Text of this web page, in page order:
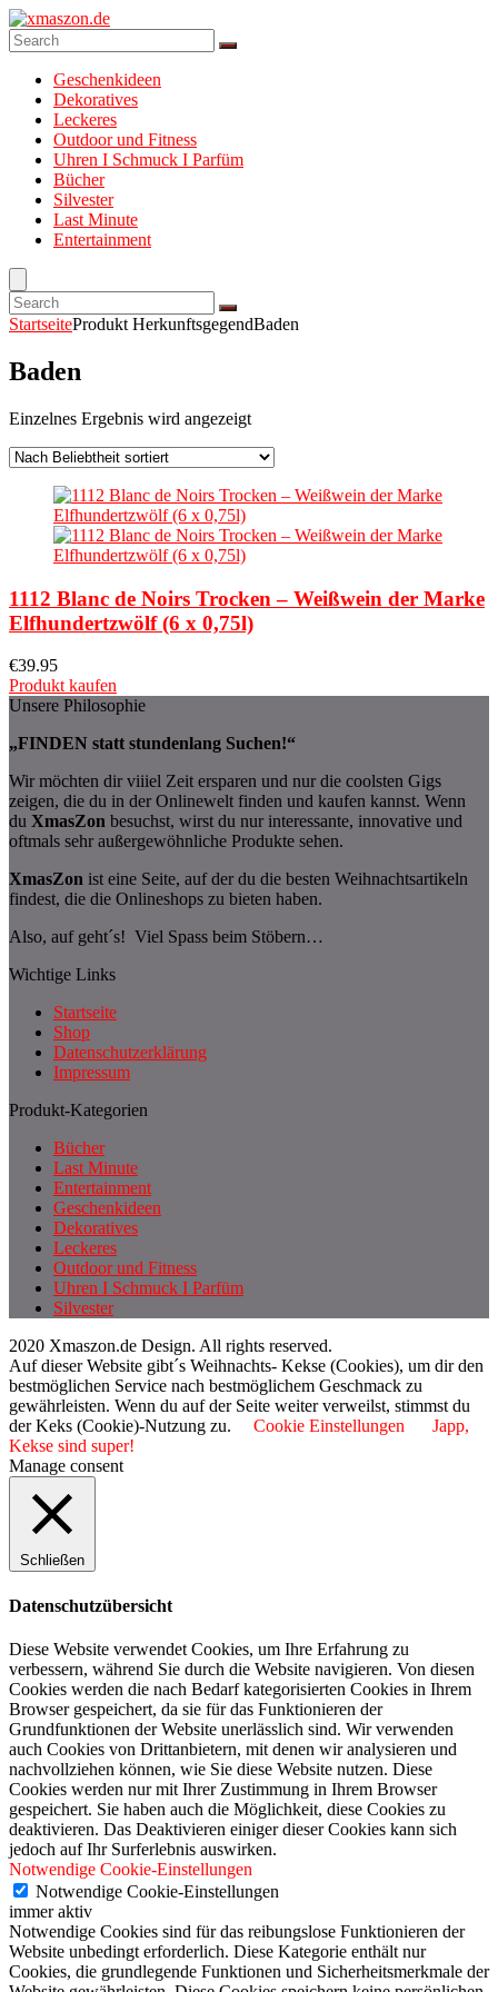
Geschenkideen
Dekoratives
Leckeres
Outdoor und Fitness
Uhren I Schmuck I Parfüm
Bücher
Silvester
Last Minute
Entertainment
StartseiteProdukt HerkunftsgegendBaden
Baden
Einzelnes Ergebnis wird angezeigt
1112 Blanc de Noirs Trocken – Weißwein der Marke
Elfhundertzwölf (6 x 0,75l)
€39.95
Produkt kaufen
Unsere Philosophie
„FINDEN statt stundenlang Suchen!“
Wir möchten dir viiiel Zeit ersparen und nur die coolsten Gigs
zeigen, die du in der Onlinewelt finden und kaufen kannst. Wenn
du XmasZon besuchst, wirst du nur interessante, innovative und
oftmals sehr außergewöhnliche Produkte sehen.
XmasZon ist eine Seite, auf der du die besten Weihnachtsartikeln
findest, die die Onlineshops zu bieten haben.
Also, auf geht´s! Viel Spass beim Stöbern…
Wichtige Links
Startseite
Shop
Datenschutzerklärung
Impressum
Produkt-Kategorien
Bücher
Last Minute
Entertainment
Geschenkideen
Dekoratives
Leckeres
Outdoor und Fitness
Uhren I Schmuck I Parfüm
Silvester
2020 Xmaszon.de Design. All rights reserved.
Auf dieser Website gibt´s Weihnachts- Kekse (Cookies), um dir den
bestmöglichen Service nach bestmöglichem Geschmack zu
gewährleisten. Wenn du auf der Seite weiter verweilst, stimmst du
der Keks (Cookie)-Nutzung zu.
Cookie Einstellungen
Japp,
Kekse sind super!
Manage consent
Schließen
Datenschutzübersicht
Diese Website verwendet Cookies, um Ihre Erfahrung zu
verbessern, während Sie durch die Website navigieren. Von diesen
Cookies werden die nach Bedarf kategorisierten Cookies in Ihrem
Browser gespeichert, da sie für das Funktionieren der
Grundfunktionen der Website unerlässlich sind. Wir verwenden
auch Cookies von Drittanbietern, mit denen wir analysieren und
nachvollziehen können, wie Sie diese Website nutzen. Diese
Cookies werden nur mit Ihrer Zustimmung in Ihrem Browser
gespeichert. Sie haben auch die Möglichkeit, diese Cookies zu
deaktivieren. Das Deaktivieren einiger dieser Cookies kann sich
jedoch auf Ihr Surferlebnis auswirken.
Notwendige Cookie-Einstellungen
Notwendige Cookie-Einstellungen
immer aktiv
Notwendige Cookies sind für das reibungslose Funktionieren der
Website unbedingt erforderlich. Diese Kategorie enthält nur
Cookies, die grundlegende Funktionen und Sicherheitsmerkmale der